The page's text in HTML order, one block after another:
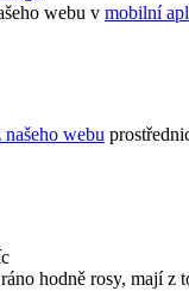
webu v mobilní
webu
hodně rosy, mají z